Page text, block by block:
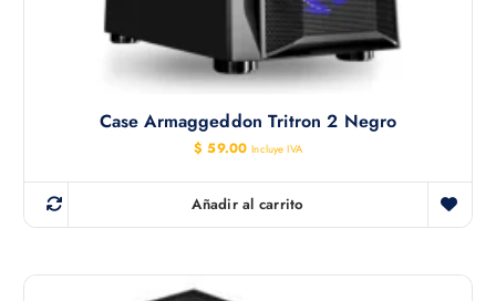
Case Armaggeddon Tritron 2 Negro
$ 59.00 Incluye IVA
Añadir al carrito